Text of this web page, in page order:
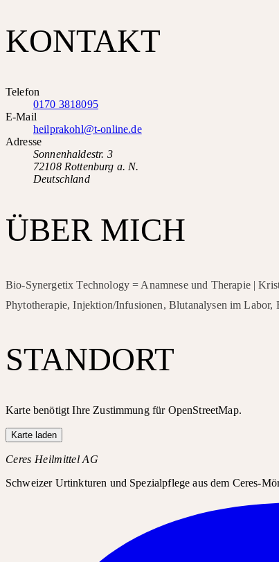
KONTAKT
Telefon
0170 3818095
E-Mail
heilprakohl@t-online.de
Adresse
Sonnenhaldestr. 3
72108 Rottenburg a. N.
Deutschland
ÜBER MICH
Bio-Synergetix Technology = Anamnese und Therapie |
Phytotherapie, Injektion/Infusionen, Blutanalysen im Labor,
STANDORT
Karte benötigt Ihre Zustimmung für OpenStreetMap.
Karte laden
Ceres Heilmittel AG
Schweizer Urtinkturen und Spezialpflege aus dem Ceres-